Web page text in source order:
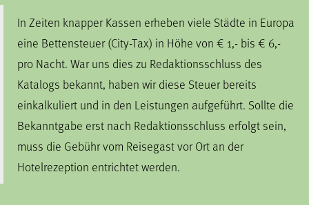
In Zeiten knapper Kassen erheben viele Städte in Europa
eine Bettensteuer (City-Tax) in Höhe von € 1,- bis € 6,-
pro Nacht. War uns dies zu Redaktionsschluss des
Katalogs bekannt, haben wir diese Steuer bereits
einkalkuliert und in den Leistungen aufgeführt. Sollte die
Bekanntgabe erst nach Redaktionsschluss erfolgt sein,
muss die Gebühr vom Reisegast vor Ort an der
Hotelrezeption entrichtet werden.